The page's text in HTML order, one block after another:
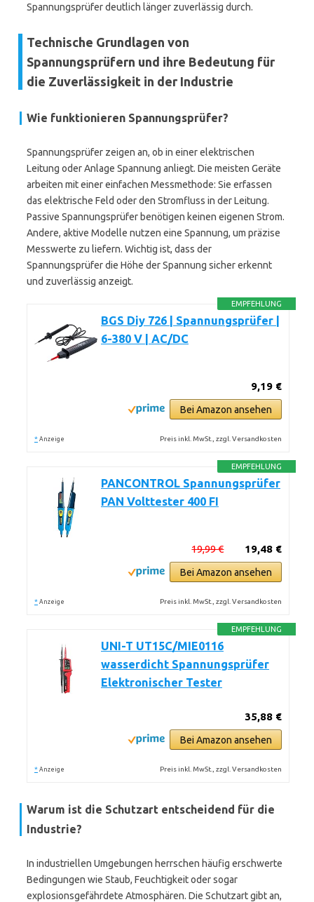
Spannungsprüfer deutlich länger zuverlässig durch.
Technische Grundlagen von
Spannungsprüfern und ihre Bedeutung für
die Zuverlässigkeit in der Industrie
Wie funktionieren Spannungsprüfer?
Spannungsprüfer zeigen an, ob in einer elektrischen
Leitung oder Anlage Spannung anliegt. Die meisten Geräte
arbeiten mit einer einfachen Messmethode: Sie erfassen
das elektrische Feld oder den Stromfluss in der Leitung.
Passive Spannungsprüfer benötigen keinen eigenen Strom.
Andere, aktive Modelle nutzen eine Spannung, um präzise
Messwerte zu liefern. Wichtig ist, dass der
Spannungsprüfer die Höhe der Spannung sicher erkennt
und zuverlässig anzeigt.
EMPFEHLUNG
BGS Diy 726 | Spannungsprüfer |
6-380 V | AC/DC
9,19 €
Bei Amazon ansehen
* Anzeige Preis inkl. MwSt., zzgl. Versandkosten
EMPFEHLUNG
PANCONTROL Spannungsprüfer
PAN Volttester 400 FI
19,48 €
19,99 €
Bei Amazon ansehen
* Anzeige Preis inkl. MwSt., zzgl. Versandkosten
EMPFEHLUNG
UNI-T UT15C/MIE0116
wasserdicht Spannungsprüfer
Elektronischer Tester
35,88 €
Bei Amazon ansehen
* Anzeige Preis inkl. MwSt., zzgl. Versandkosten
Warum ist die Schutzart entscheidend für die
Industrie?
In industriellen Umgebungen herrschen häufig erschwerte
Bedingungen wie Staub, Feuchtigkeit oder sogar
explosionsgefährdete Atmosphären. Die Schutzart gibt an,